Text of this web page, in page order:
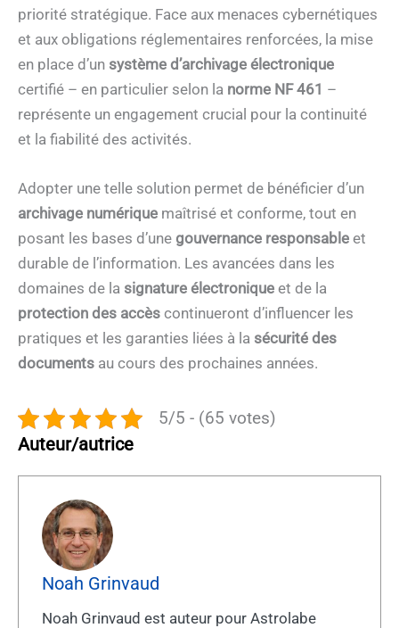
priorité stratégique. Face aux menaces cybernétiques
et aux obligations réglementaires renforcées, la mise
en place d’un système d’archivage électronique
certifié – en particulier selon la norme NF 461 –
représente un engagement crucial pour la continuité
et la fiabilité des activités.
Adopter une telle solution permet de bénéficier d’un
archivage numérique maîtrisé et conforme, tout en
posant les bases d’une gouvernance responsable et
durable de l’information. Les avancées dans les
domaines de la signature électronique et de la
protection des accès continueront d’influencer les
pratiques et les garanties liées à la sécurité des
documents au cours des prochaines années.
5/5 - (65 votes)
Auteur/autrice
Noah Grinvaud
Noah Grinvaud est auteur pour Astrolabe